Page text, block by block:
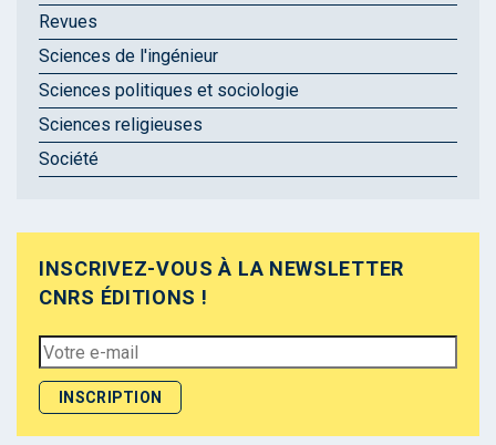
Revues
Sciences de l'ingénieur
Sciences politiques et sociologie
Sciences religieuses
Société
INSCRIVEZ-VOUS À LA NEWSLETTER
CNRS ÉDITIONS !